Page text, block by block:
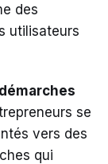
des
utilisateurs
se
vers des
qui